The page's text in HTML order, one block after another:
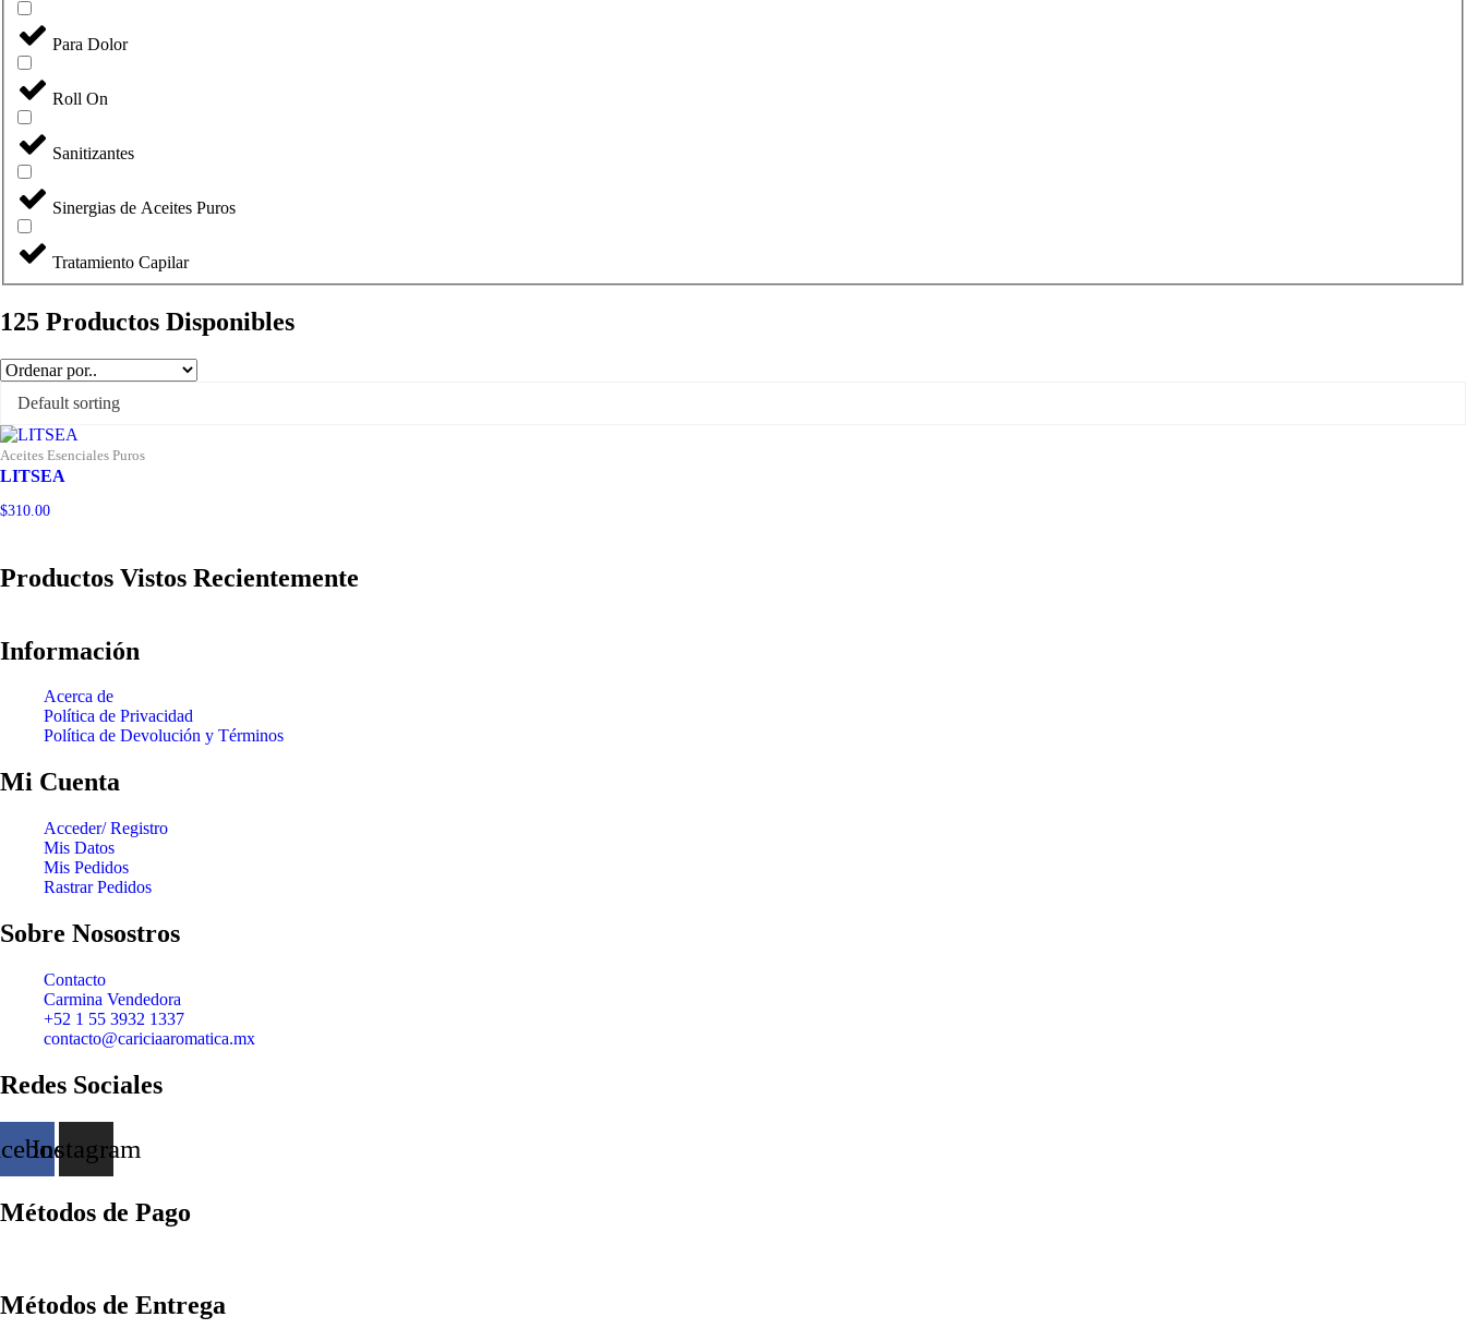
Para Dolor
Roll On
Sanitizantes
Sinergias de Aceites Puros
Tratamiento Capilar
125 Productos Disponibles
Aceites Esenciales Puros
LITSEA
$310.00
Productos Vistos Recientemente
Información
Acerca de
Política de Privacidad
Política de Devolución y Términos
Mi Cuenta
Acceder/ Registro
Mis Datos
Mis Pedidos
Rastrar Pedidos
Sobre Nosostros
Contacto
Carmina Vendedora
+52 1 55 3932 1337
contacto@cariciaaromatica.mx
Redes Sociales
Instagram
Métodos de Pago
Métodos de Entrega